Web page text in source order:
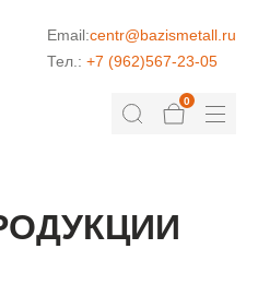
Email:centr@bazismetall.ru
Тел.: +7 (962)567-23-05
0